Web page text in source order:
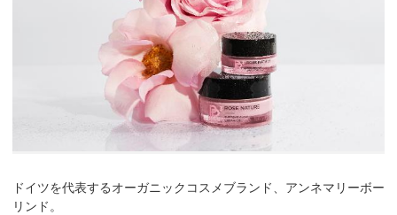
ドイツを代表するオーガニックコスメブランド、アンネマリーボー
リンド。